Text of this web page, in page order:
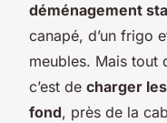
déménagement
canapé, d’un frigo
meubles. Mais tout
c’est de charger
fond, près de la